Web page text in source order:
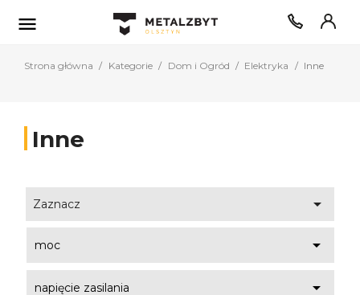

Strona główna Kategorie Dom i Ogród Elektryka Inne
Inne
Zaznacz 
moc 
napięcie zasilania 